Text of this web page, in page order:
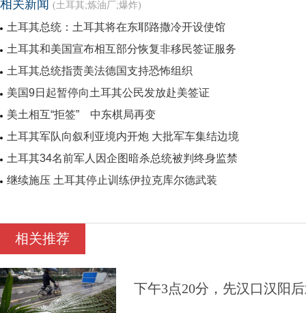
相关新闻 (土耳其;炼油厂;爆炸)
土耳其总统：土耳其将在东耶路撒冷开设使馆
土耳其和美国宣布相互部分恢复非移民签证服务
土耳其总统指责美法德国支持恐怖组织
美国9日起暂停向土耳其公民发放赴美签证
美土相互“拒签” 中东棋局再变
土耳其军队向叙利亚境内开炮 大批军车集结边境
土耳其34名前军人因企图暗杀总统被判终身监禁
继续施压 土耳其停止训练伊拉克库尔德武装
相关推荐
下午3点20分，先汉口汉阳